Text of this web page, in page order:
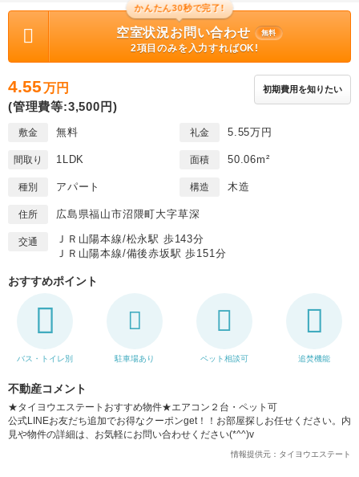
かんたん30秒で完了!
空室状況お問い合わせ 無料
2項目のみを入力すればOK!
4.55万円
(管理費等:3,500円)
初期費用を知りたい
敷金 無料 礼金 5.55万円
間取り 1LDK 面積 50.06m²
種別 アパート 構造 木造
住所 広島県福山市沼隈町大字草深
交通
ＪＲ山陽本線/松永駅 歩143分
ＪＲ山陽本線/備後赤坂駅 歩151分
おすすめポイント
バス・トイレ別 駐車場あり ペット相談可 追焚機能
不動産コメント
★タイヨウエステートおすすめ物件★エアコン２台・ペット可
公式LINEお友だち追加でお得なクーポンget！！お部屋探しお任せください。内
見や物件の詳細は、お気軽にお問い合わせください(*^^)v
情報提供元：タイヨウエステート